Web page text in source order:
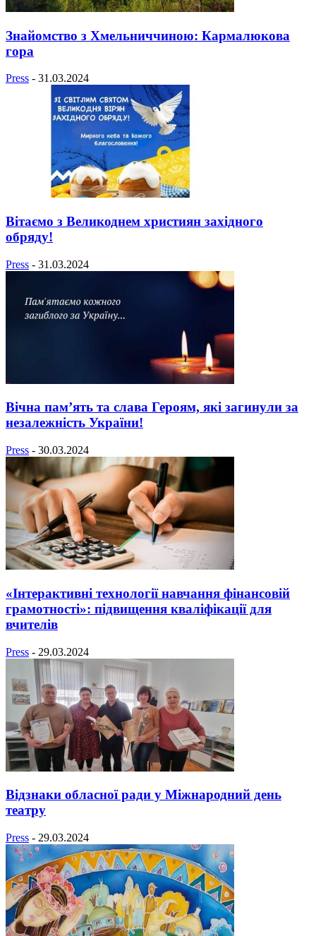
Знайомство з Хмельниччиною: Кармалюкова
гора
Press - 31.03.2024
Вітаємо з Великоднем християн західного
обряду!
Press - 31.03.2024
Вічна пам’ять та слава Героям, які загинули за
незалежність України!
Press - 30.03.2024
«Інтерактивні технології навчання фінансовій
грамотності»: підвищення кваліфікації для
вчителів
Press - 29.03.2024
Відзнаки обласної ради у Міжнародний день
театру
Press - 29.03.2024